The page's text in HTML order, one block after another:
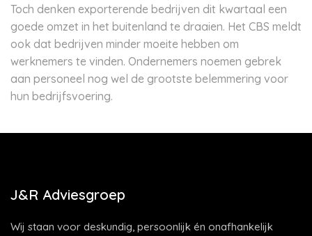
Toch denken exporterende bedrijven dit kwartaal een
goede omzet in het buitenland te draaien. Het CBS meldt
ook dat bedrijven minder moeite hebben om
werknemers te vinden. Ondernemers noemen gebrek
aan personeel nog wel de grootste belemmering voor
hun bedrijfsvoering.
J&R Adviesgroep
Wij staan voor deskundig, persoonlijk én onafhankelijk